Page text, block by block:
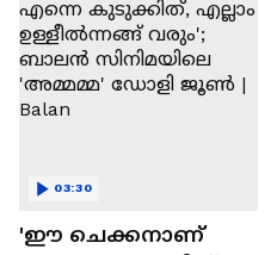
'ഈ ചെക്കനാണ്
03:30